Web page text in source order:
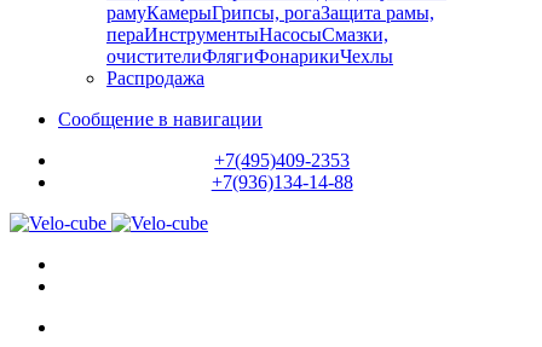
рамуКамерыГрипсы, рогаЗащита рамы,
пераИнструментыНасосыСмазки,
очистителиФлягиФонарикиЧехлы
Распродажа
Сообщение в навигации
+7(495)409-2353
+7(936)134-14-88